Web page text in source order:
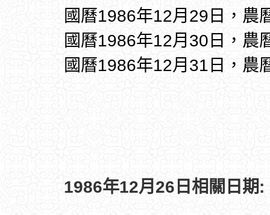
國曆1986年12月29日，農
國曆1986年12月30日，農
國曆1986年12月31日，農
1986年12月26日相關日期: